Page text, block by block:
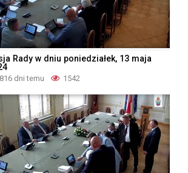
Rady w dniu poniedziałek, 13 maja
816 dni temu 1542